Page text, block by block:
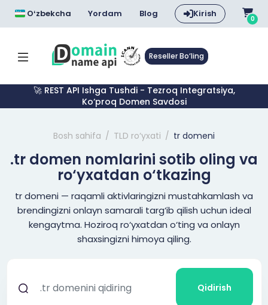
Oʻzbekcha Yordam Blog Kirish 0
Reseller Bo‘ling
🚀 REST API Ishga Tushdi - Tezroq Integratsiya,
Ko‘proq Domen Savdosi
Bosh sahifa TLD ro‘yxati tr domeni
.tr domen nomlarini sotib oling va
ro‘yxatdan o‘tkazing
tr domeni — raqamli aktivlaringizni mustahkamlash va
brendingizni onlayn samarali targ‘ib qilish uchun ideal
kengaytma. Hoziroq ro‘yxatdan o‘ting va onlayn
shaxsingizni himoya qiling.
Qidirish